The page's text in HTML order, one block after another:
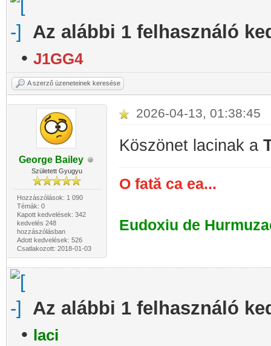
Az alábbi 1 felhasználó
• J1GG4
A szerző üzeneteinek keresése
George Bailey
Született Gyugyu
Hozzászólások: 1 090
Témák: 0
Kapott kedvelések: 342
kedvelés 248
hozzászólásban
Adott kedvelések: 526
Csatlakozott: 2018-01-03
2026-04-13, 01:38:45
Köszönet lacinak a
O fată ca ea...
Eudoxiu de
Az alábbi 1 felhasználó
• laci